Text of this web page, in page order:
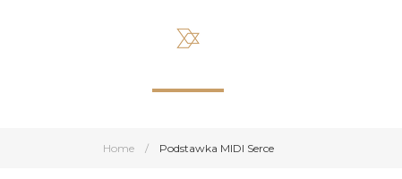
Home / Podstawka MIDI Serce